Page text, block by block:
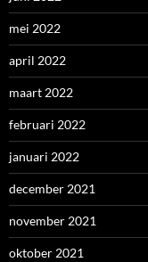
mei 2022
april 2022
maart 2022
februari 2022
januari 2022
december 2021
november 2021
oktober 2021